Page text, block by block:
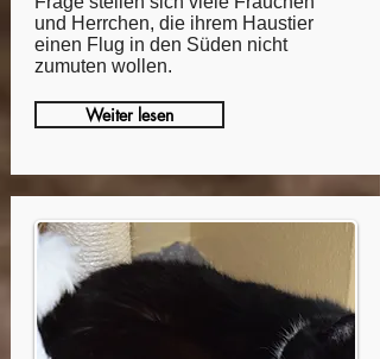
und Herrchen, die ihrem Haustier
einen Flug in den Süden nicht
zumuten wollen.
Weiter lesen